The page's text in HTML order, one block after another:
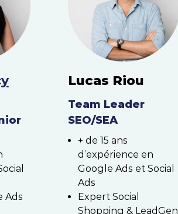
Ads
Lucas Riou
Team Leader
SEO/SEA
+ de 15 ans
d’expérience en
Google Ads et Social
Ads
Expert Social
Shopping & LeadGen